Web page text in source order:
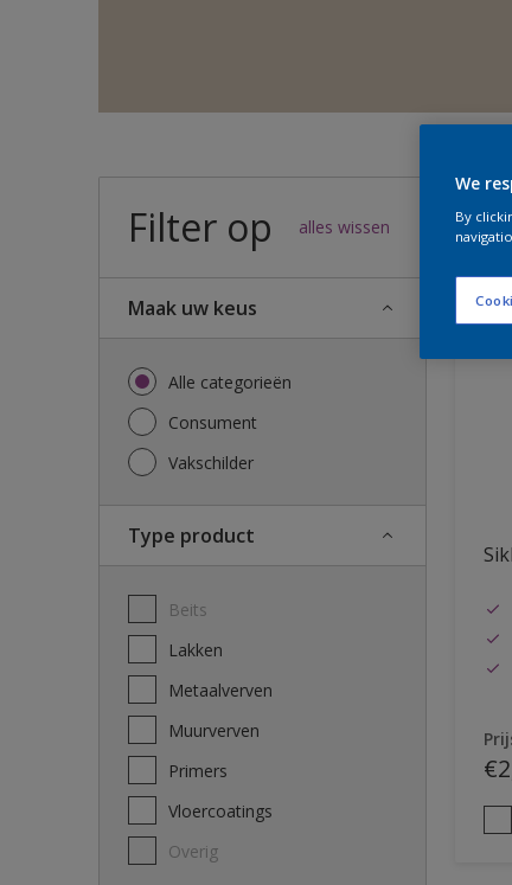
Filter op alles wissen
Maak uw keus
Alle categorieën
Consument
Vakschilder
Type product
Beits
Lakken
Metaalverven
Muurverven
Primers
Vloercoatings
Overig
57
We
By